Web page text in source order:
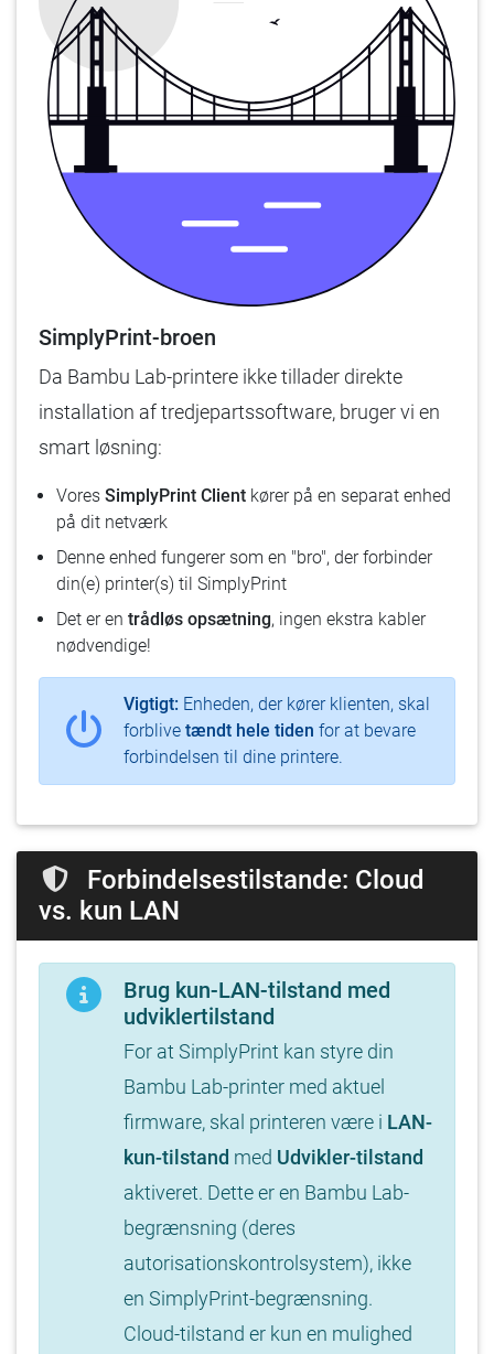
SimplyPrint-broen
Da Bambu Lab-printere ikke tillader direkte
installation af tredjepartssoftware, bruger vi en
smart løsning:
Vores SimplyPrint Client kører på en separat enhed
på dit netværk
Denne enhed fungerer som en "bro", der forbinder
din(e) printer(s) til SimplyPrint
Det er en trådløs opsætning, ingen ekstra kabler
nødvendige!
Vigtigt: Enheden, der kører klienten, skal
forblive tændt hele tiden for at bevare
forbindelsen til dine printere.
Forbindelsestilstande: Cloud
vs. kun LAN
Brug kun-LAN-tilstand med
udviklertilstand
For at SimplyPrint kan styre din
Bambu Lab-printer med aktuel
firmware, skal printeren være i LAN-
kun-tilstand med Udvikler-tilstand
aktiveret. Dette er en Bambu Lab-
begrænsning (deres
autorisationskontrolsystem), ikke
en SimplyPrint-begrænsning.
Cloud-tilstand er kun en mulighed